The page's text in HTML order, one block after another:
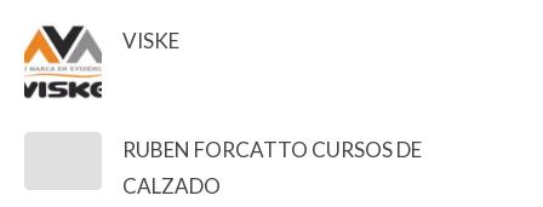
VISKE
RUBEN FORCATTO CURSOS DE
CALZADO